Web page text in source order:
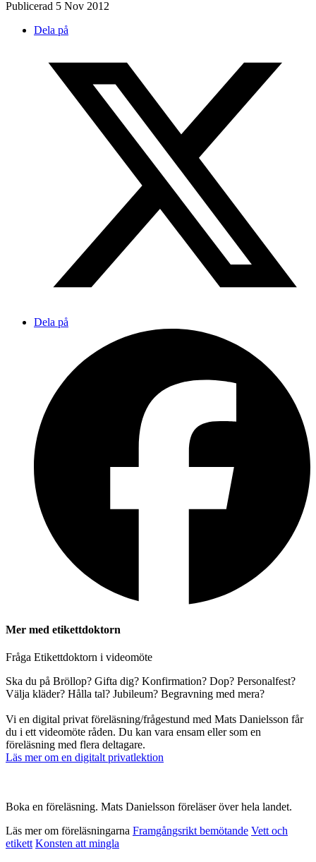
Publicerad 5 Nov 2012
Dela på
Dela på
Mer med etikettdoktorn
Fråga Etikettdoktorn i videomöte
Ska du på Bröllop? Gifta dig? Konfirmation? Dop? Personalfest?
Välja kläder? Hålla tal? Jubileum? Begravning med mera?
Vi en digital privat föreläsning/frågestund med Mats Danielsson får
du i ett videomöte råden. Du kan vara ensam eller som en
föreläsning med flera deltagare.
Läs mer om en digitalt privatlektion
Boka en föreläsning. Mats Danielsson föreläser över hela landet.
Läs mer om föreläsningarna Framgångsrikt bemötande Vett och
etikett Konsten att mingla